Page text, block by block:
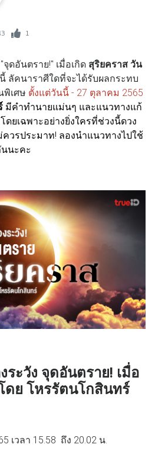
1
ดอันตราย!" เมื่อเกิด สุริยคราส วัน
นี้ ลัคนาราศีใดที่จะได้รับผลกระทบ
พิเศษ ตั้งแต่วันนี้ - 27 ตุลาคม 2565
มีคำทำนายแม่นๆ และแนวทางแก้
ดยเฉพาะอย่างยิ่งใครที่ช่วงนี้ดวง
วรประมาท! ลองนำแนวทางไปใช้
นะคะ
ระวัง จุดอันตราย! เมื่อ
ดย โหรรัตนโกสินทร์
เวลา 15.58 ถึง 20.02 น.